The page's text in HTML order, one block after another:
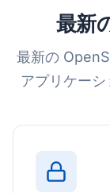
最新
最新の
アプリケーシ